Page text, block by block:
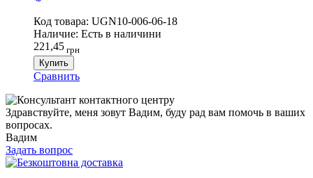
Код товара: UGN10-006-06-18
Наличие: Есть в наличини
221,45 грн
Купить
Сравнить
Здравствуйте, меня зовут Вадим, буду рад вам помочь в ваших
вопросах.
Вадим
Задать вопрос